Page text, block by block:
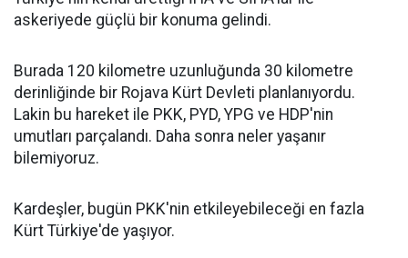
askeriyede güçlü bir konuma gelindi.
Burada 120 kilometre uzunluğunda 30 kilometre
derinliğinde bir Rojava Kürt Devleti planlanıyordu.
Lakin bu hareket ile PKK, PYD, YPG ve HDP'nin
umutları parçalandı. Daha sonra neler yaşanır
bilemiyoruz.
Kardeşler, bugün PKK'nin etkileyebileceği en fazla
Kürt Türkiye'de yaşıyor.